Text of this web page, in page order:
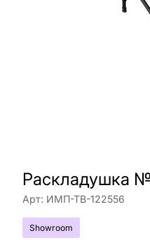
Раскладушка
Арт: ИМП-ТВ-122556
Showroom